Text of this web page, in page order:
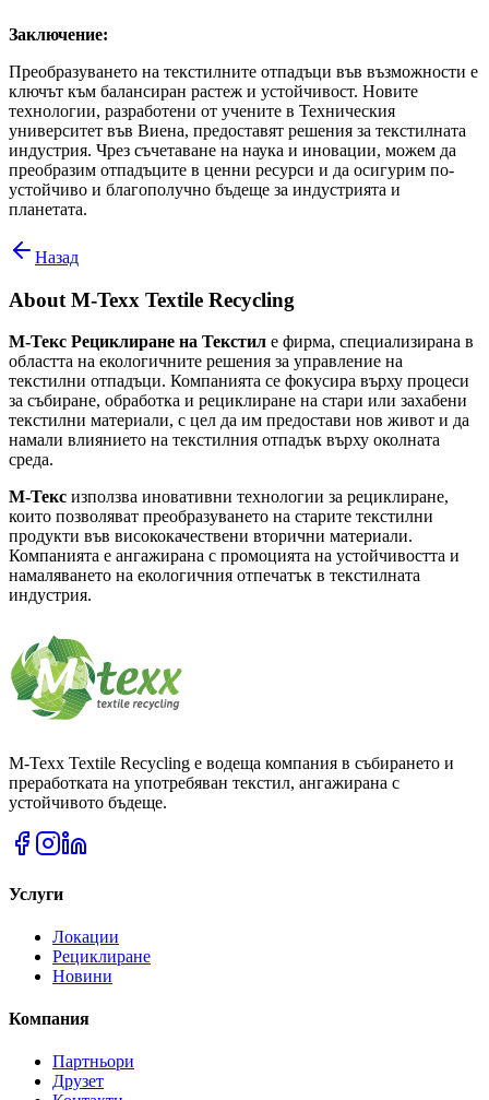
Заключение:
Преобразуването на текстилните отпадъци във възможности е
ключът към балансиран растеж и устойчивост. Новите
технологии, разработени от учените в Техническия
университет във Виена, предоставят решения за текстилната
индустрия. Чрез съчетаване на наука и иновации, можем да
преобразим отпадъците в ценни ресурси и да осигурим по-
устойчиво и благополучно бъдеще за индустрията и
планетата.
Назад
About M-Texx Textile Recycling
М-Текс Рециклиране на Текстил е фирма, специализирана в
областта на екологичните решения за управление на
текстилни отпадъци. Компанията се фокусира върху процеси
за събиране, обработка и рециклиране на стари или захабени
текстилни материали, с цел да им предостави нов живот и да
намали влиянието на текстилния отпадък върху околната
среда.
М-Текс използва иновативни технологии за рециклиране,
които позволяват преобразуването на старите текстилни
продукти във висококачествени вторични материали.
Компанията е ангажирана с промоцията на устойчивостта и
намаляването на екологичния отпечатък в текстилната
индустрия.
M-Texx Textile Recycling е водеща компания в събирането и
преработката на употребяван текстил, ангажирана с
устойчивото бъдеще.
Услуги
Локации
Рециклиране
Новини
Компания
Партньори
Друзет